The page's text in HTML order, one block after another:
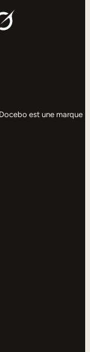
est une marque